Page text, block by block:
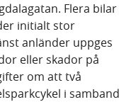
Flera bilar
initialt stor
anländer uppges
eller skador på
om att två
i samband